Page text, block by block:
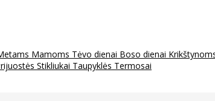
Mamoms Tėvo dienai Boso dienai
Stikliukai Taupyklės Termosai